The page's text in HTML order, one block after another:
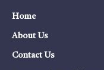
Home
About Us
Contact Us